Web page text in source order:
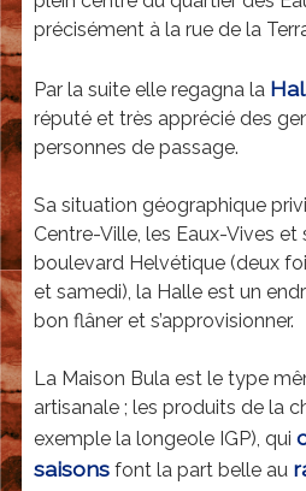
u
l
a
S
A
-
E
r
i
c
R
i
précisément à la rue de la
Par la suite elle regagna la
réputé et très apprécié des
personnes de passage.
Sa situation géographique
Centre-Ville, les Eaux-Vives
boulevard Helvétique (deux
et samedi), la Halle est un
bon flâner et s’approvisionner.
La Maison Bula est le type
artisanale ; les produits de la
exemple la longeole IGP), qui
saisonsfont la part belle au